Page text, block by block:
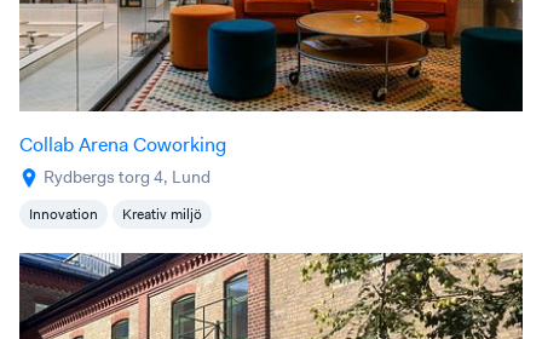
Collab Arena Coworking
Rydbergs torg 4, Lund
Innovation Kreativ miljö